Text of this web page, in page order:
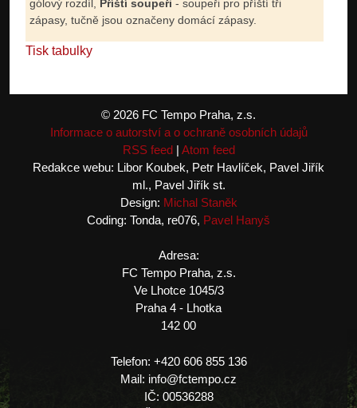
gólový rozdíl, Příští soupeři - soupeři pro příští tři
zápasy, tučně jsou označeny domácí zápasy.
Tisk tabulky
© 2026 FC Tempo Praha, z.s.
Informace o autorství a o ochraně osobních údajů
RSS feed| Atom feed
Redakce webu: Libor Koubek, Petr Havlíček, Pavel Jiřík
ml., Pavel Jiřík st.
Design: Michal Staněk
Coding: Tonda, re076, Pavel Hanyš
Adresa:
FC Tempo Praha, z.s.
Ve Lhotce 1045/3
Praha 4 - Lhotka
142 00
Telefon: +420 606 855 136
Mail: info@fctempo.cz
IČ: 00536288